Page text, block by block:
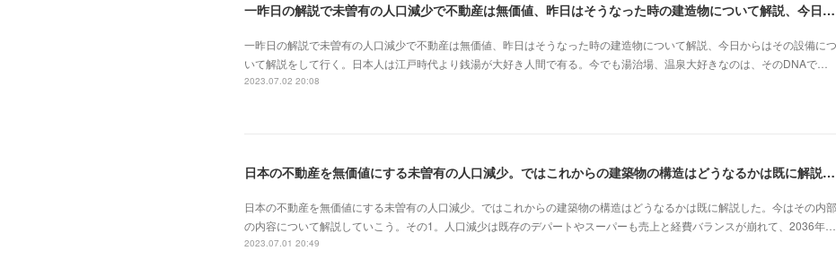
一昨日の解説で未曽有の人口減少で不動産は無価値、昨日はそうなった時の建造物について解説、今日からはその設備について解説をして行く。
一昨日の解説で未曽有の人口減少で不動産は無価値、昨日はそうなった時の建造物について解説、今日からはその設備につ
いて解説をして行く。日本人は江戸時代より銭湯が大好き人間で有る。今でも湯治場、温泉大好きなのは、そのDNAで…
2023.07.02 20:08
日本の不動産を無価値にする未曽有の人口減少。ではこれからの建築物の構造はどうなるかは既に解説した。今はその内部の内容。その1
日本の不動産を無価値にする未曽有の人口減少。ではこれからの建築物の構造はどうなるかは既に解説した。今はその内部
の内容について解説していこう。その1。人口減少は既存のデパートやスーパーも売上と経費バランスが崩れて、2036年…
2023.07.01 20:49